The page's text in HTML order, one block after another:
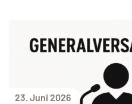
23. Juni 2026